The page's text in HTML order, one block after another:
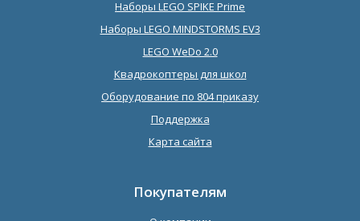
Наборы LEGO SPIKE Prime
Наборы LEGO MINDSTORMS EV3
LEGO WeDo 2.0
Квадрокоптеры для школ
Оборудование по 804 приказу
Поддержка
Карта сайта
Покупателям